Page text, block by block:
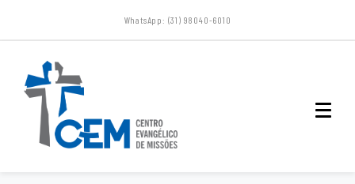
WhatsApp: (31) 98040-6010